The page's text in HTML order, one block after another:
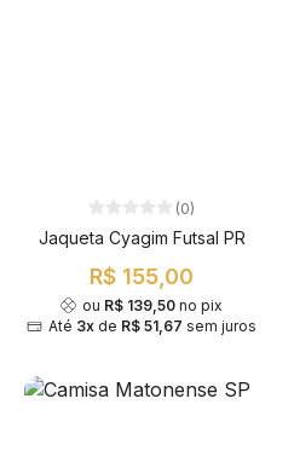
(0)
Jaqueta Cyagim Futsal PR
R$ 155,00
ou R$ 139,50 no pix
Até 3x de R$ 51,67 sem juros